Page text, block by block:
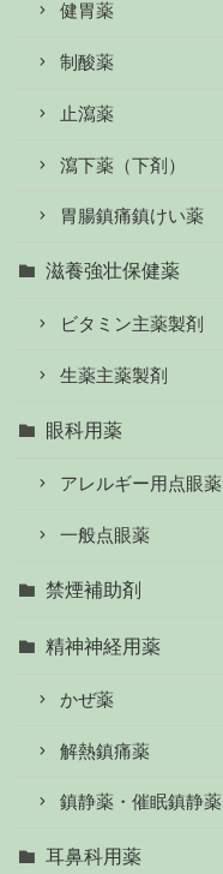
健胃薬
制酸薬
止瀉薬
瀉下薬（下剤）
胃腸鎮痛鎮けい薬
滋養強壮保健薬
ビタミン主薬製剤
生薬主薬製剤
眼科用薬
アレルギー用点眼薬
一般点眼薬
禁煙補助剤
精神神経用薬
かぜ薬
解熱鎮痛薬
鎮静薬・催眠鎮静薬
耳鼻科用薬